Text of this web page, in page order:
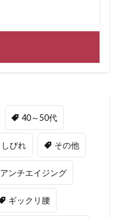
40～50代
しびれ その他
アンチエイジング
ギックリ腰